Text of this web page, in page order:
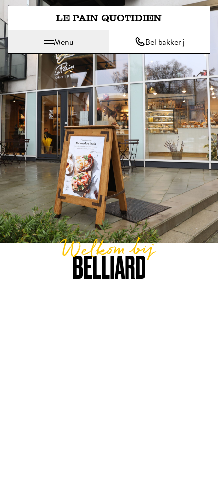
Spring direct naar de
Le Pain Quotidien betekent Het Dagelijks Brood
Menu Bel bakkerij
BELLIARD
Welkom bij